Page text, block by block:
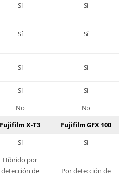
Sí
Sí
Sí Sí
Sí Sí
Sí
Sí
No
No
Fujifilm X-T3
Fujifilm GFX 100
Sí Sí
Híbrido por
detección de
Por detección de